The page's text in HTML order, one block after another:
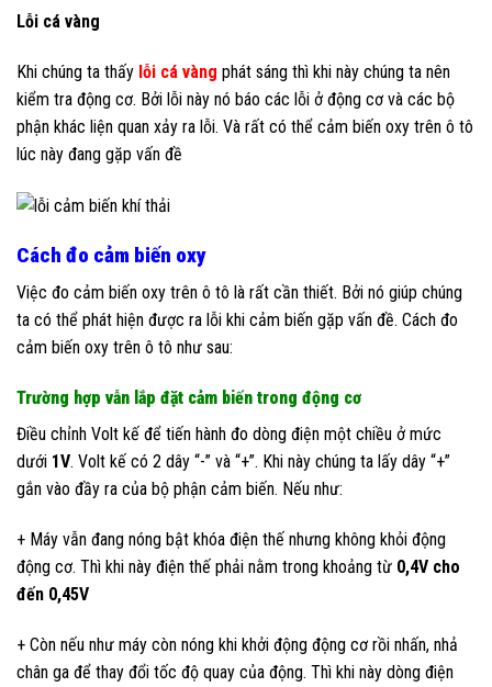
Lỗi cá vàng
Khi chúng ta thấy lỗi cá vàng phát sáng thì khi này chúng ta nên
kiểm tra động cơ. Bởi lỗi này nó báo các lỗi ở động cơ và các bộ
phận khác liện quan xảy ra lỗi. Và rất có thể cảm biến oxy trên ô tô
lúc này đang gặp vấn đề
Cách đo cảm biến oxy
Việc đo cảm biến oxy trên ô tô là rất cần thiết. Bởi nó giúp chúng
ta có thể phát hiện được ra lỗi khi cảm biến gặp vấn đề. Cách đo
cảm biến oxy trên ô tô như sau:
Trường hợp vẫn lắp đặt cảm biến trong động cơ
Điều chỉnh Volt kế để tiến hành đo dòng điện một chiều ở mức
dưới 1V. Volt kế có 2 dây “-” và “+”. Khi này chúng ta lấy dây “+”
gắn vào đầy ra của bộ phận cảm biến. Nếu như:
+ Máy vẫn đang nóng bật khóa điện thế nhưng không khỏi động
động cơ. Thì khi này điện thế phải nằm trong khoảng từ 0,4V cho
đến 0,45V
+ Còn nếu như máy còn nóng khi khởi động động cơ rồi nhấn, nhả
chân ga để thay đổi tốc độ quay của động. Thì khi này dòng điện